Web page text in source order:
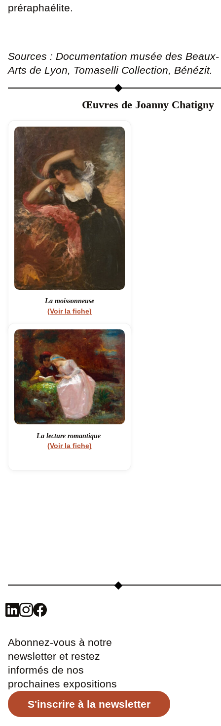
préraphaélite.
Sources : Documentation musée des Beaux-
Arts de Lyon, Tomaselli Collection, Bénézit.
Œuvres de Joanny Chatigny
La moissonneuse
(Voir la fiche)
La lecture romantique
(Voir la fiche)
Abonnez-vous à notre
newsletter et restez
informés de nos
prochaines expositions
S'inscrire à la newsletter